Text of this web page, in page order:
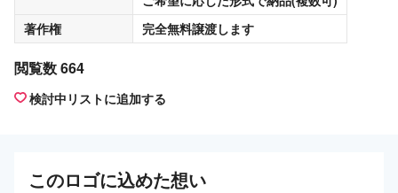
著作権
完全無料譲渡します
閲覧数 664
検討中リストに追加する
このロゴに込めた想い